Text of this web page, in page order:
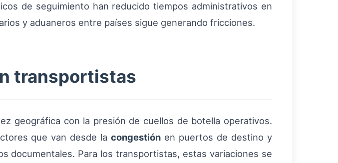
de seguimiento han reducido tiempos administrativos en
y aduaneros entre países sigue generando fricciones.
transportistas
geográfica con la presión de cuellos de botella operativos.
que van desde lacongestión en puertos de destino y
documentales. Para los transportistas, estas variaciones se